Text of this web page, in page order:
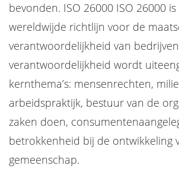
bevonden. ISO 26000 ISO 26000 is
wereldwijde richtlijn voor de
verantwoordelijkheid van
verantwoordelijkheid wordt
kernthema’s: mensenrechten,
arbeidspraktijk, bestuur van de
zaken doen,
betrokkenheid bij de ontwikkeling
gemeenschap.